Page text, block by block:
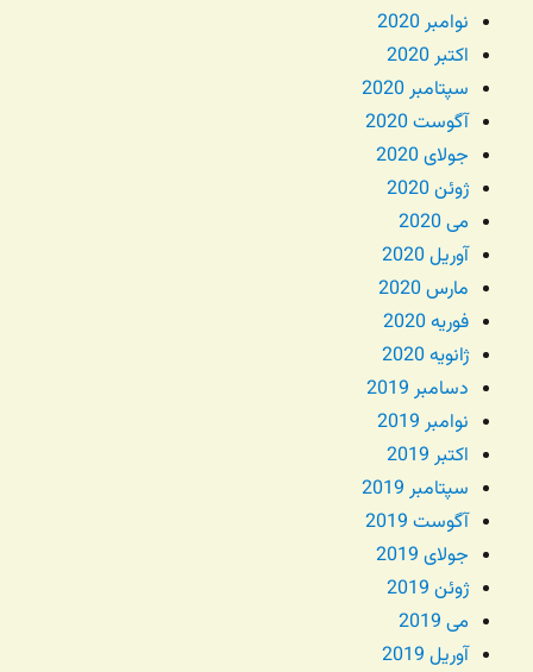
نوامبر 2020
اکتبر 2020
سپتامبر 2020
آگوست 2020
جولای 2020
ژوئن 2020
می 2020
آوریل 2020
مارس 2020
فوریه 2020
ژانویه 2020
دسامبر 2019
نوامبر 2019
اکتبر 2019
سپتامبر 2019
آگوست 2019
جولای 2019
ژوئن 2019
می 2019
آوریل 2019